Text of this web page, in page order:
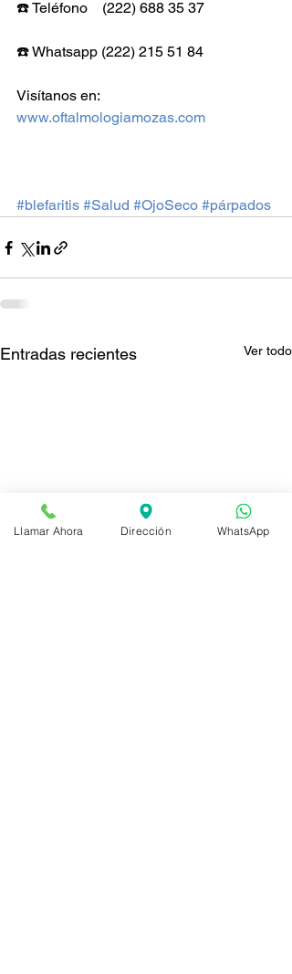
☎️ Teléfono    (222) 688 35 37
☎️ Whatsapp (222) 215 51 84
Visítanos en:
www.oftalmologiamozas.com
#blefaritis #Salud #OjoSeco #párpados
Entradas recientes Ver todo
Llamar Ahora Dirección WhatsApp